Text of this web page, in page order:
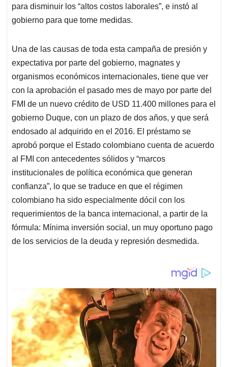
para disminuir los “altos costos laborales”, e instó al
gobierno para que tome medidas.
Una de las causas de toda esta campaña de presión y
expectativa por parte del gobierno, magnates y
organismos económicos internacionales, tiene que ver
con la aprobación el pasado mes de mayo por parte del
FMI de un nuevo crédito de USD 11.400 millones para el
gobierno Duque, con un plazo de dos años, y que será
endosado al adquirido en el 2016. El préstamo se
aprobó porque el Estado colombiano cuenta de acuerdo
al FMI con antecedentes sólidos y “marcos
institucionales de política económica que generan
confianza”, lo que se traduce en que el régimen
colombiano ha sido especialmente dócil con los
requerimientos de la banca internacional, a partir de la
fórmula: Mínima inversión social, un muy oportuno pago
de los servicios de la deuda y represión desmedida.